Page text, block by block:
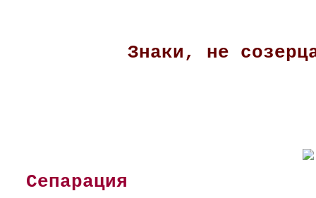
Знаки, не
Сепарация